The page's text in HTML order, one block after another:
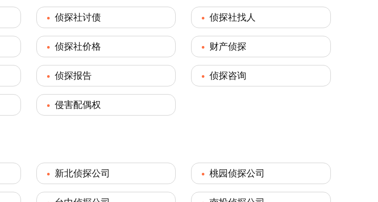
侦探社讨债 侦探社找人
侦探社价格 财产侦探
侦探报告 侦探咨询
侵害配偶权
新北侦探公司 桃园侦探公司